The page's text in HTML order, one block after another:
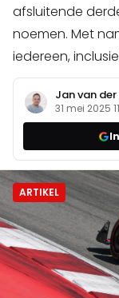
afsluitende
noemen. Met
iedereen,
Jan van
31 mei 2025
ARTIKEL